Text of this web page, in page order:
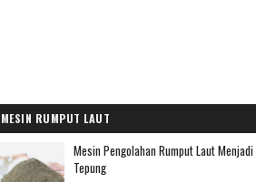
MESIN RUMPUT LAUT
Mesin Pengolahan Rumput Laut Menjadi
Tepung